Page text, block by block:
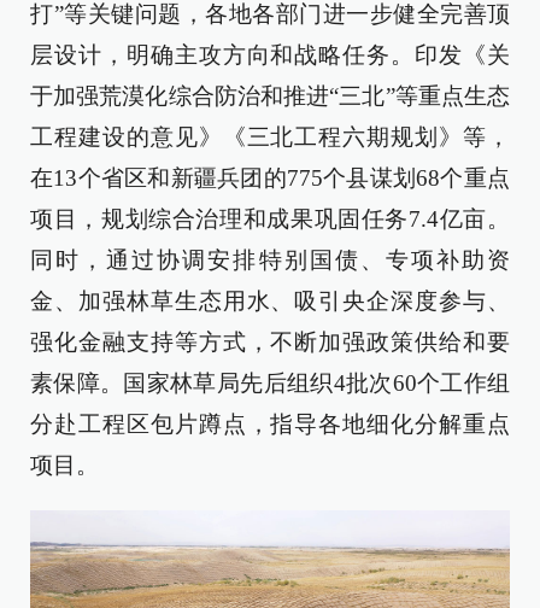
打”等关键问题，各地各部门进一步健全完善顶
层设计，明确主攻方向和战略任务。印发《关
于加强荒漠化综合防治和推进“三北”等重点生态
工程建设的意见》《三北工程六期规划》等，
在13个省区和新疆兵团的775个县谋划68个重点
项目，规划综合治理和成果巩固任务7.4亿亩。
同时，通过协调安排特别国债、专项补助资
金、加强林草生态用水、吸引央企深度参与、
强化金融支持等方式，不断加强政策供给和要
素保障。国家林草局先后组织4批次60个工作组
分赴工程区包片蹲点，指导各地细化分解重点
项目。